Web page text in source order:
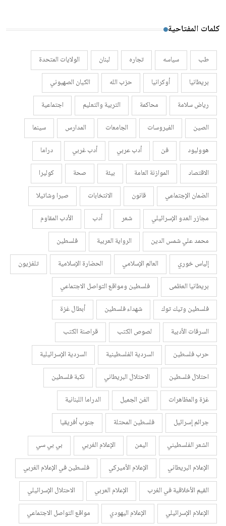
كلمات المفتاحية
طب سياسه تجاره لبنان
الولايات المتحدة
بريطانيا
أوكرانيا حزب الله
الكيان الصهيوني
رياض سلامة
محاكمة التربية والتعليم
اجتماعية
الصين
الفيروسات الجامعات المدارس
سينما
هووليود
فن أدب عربي أدب غربي
دراما
الاقتصاد
الموازنة العامة بيئة صحة
كوليرا
الضمان الإجتماعي
قانون الانتخابات
صبرا وشاتيلا
مجازر العدو الإسرائيلي
شعر أدب
الأدب المقاوم
محمد علي شمس الدين
الرواية العربية
فلسطين
إلياس خوري
العالم الإسلامي الحضارة الإسلامية
تلفزيون
بريطانيا العظمى
فلسطين ومواقع التواصل الاجتماعي
فلسطين وتيك توك
شهداء فلسطين
أبطال غزة
السرقات الأدبية
لصوص الكتب
قراصنة الكتب
حرب فلسطين
السردية الفلسطينية
السردية الإسرائيلية
احتلال فلسطين
الاحتلال البريطاني
نكبة فلسطين
غزة والمظاهرات
الفن الجميل
الدراما اللبنانية
جرائم إسرائيل
فلسطين المحتلة
جنوب أفريقيا
الشعر الفلسطيني
اليمن الإعلام الغربي
بي بي سي
الإعلام البريطاني
الإعلام الأميركي
فلسطين في الإعلام الغربي
القيم الأخلاقية في الغرب
الإعلام العربي
الاحتلال الإسرائيلي
الإعلام الإسرائيلي
الإعلام اليهودي مواقع التواصل الاجتماعي